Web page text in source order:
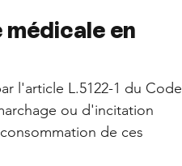
en
l'article L.5122-1 du Code
ou d'incitation
de ces